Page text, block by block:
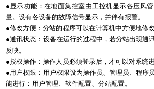
●显示功能：在地面集控室由工控机显示各压风
量。设有各设备的故障信号显示，并伴有报警。
●修改方便：分站的程序可以在计算机中方便地修改
●通讯状态：设备在运行的过程中，若分站出现通
反映。
●授权操作：操作人员必须登录后，才可以对系统进
●用户权限：用户权限设为操作员、管理员、程序
能进行：用户管理、软件配置、分站配置。